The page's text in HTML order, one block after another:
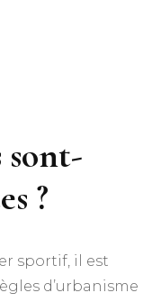
?
sportif, il est
d’urbanisme